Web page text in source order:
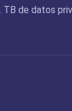
TB de datos